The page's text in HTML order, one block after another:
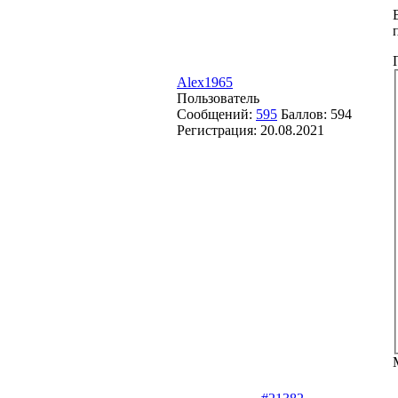
Alex1965
Пользователь
Сообщений: 595 Баллов: 594
Регистрация: 20.08.2021